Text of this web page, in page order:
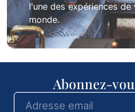
l'une des expériences
monde.
Abonnez-